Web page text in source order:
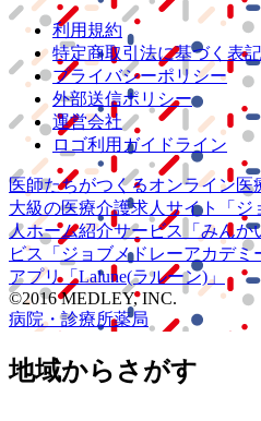
利用規約
特定商取引法に基づく表記
プライバシーポリシー
外部送信ポリシー
運営会社
ロゴ利用ガイドライン
医師たちがつくるオンライン医
大級の医療介護求人サイト 「
人ホーム紹介サービス
「みんか
ビス
「ジョブメドレーアカデミ
アプリ「Lalune(ラルーン)」
©2016 MEDLEY, INC.
病院・診療所薬局
地域からさがす